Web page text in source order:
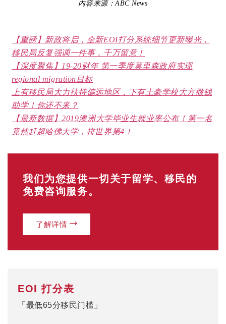
内容来源：ABC News
【重磅】新政将启，全新EOI打分系统细节更新曝光，
移民局反复强调一件事，千万留意！
【深度聚焦】19-20财年 第一季度莫里森政府实现
regional migration目标
上有移民局大力扶持偏远地区，下有土豪学校大方撒钱
助学！你还不来？
【最新数据】2019澳洲大学毕业生就业率公布！第一名
竟然赶超哈佛大学，排世界第4！
我们为您提供一切关于留学、移民的
免费咨询服务。
了解详情
EOI 打分表
「最低65分移民门槛」